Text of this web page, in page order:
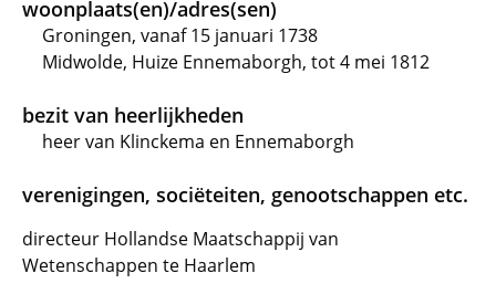
woonplaats(en)/adres(sen)
Groningen, vanaf 15 januari 1738
Midwolde, Huize Ennemaborgh, tot 4 mei 1812
bezit van heerlijkheden
heer van Klinckema en Ennemaborgh
verenigingen, sociëteiten, genootschappen etc.
directeur Hollandse Maatschappij van
Wetenschappen te Haarlem